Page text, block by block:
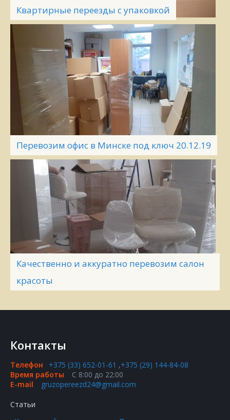
Квартирные переезды с упаковкой
Перевозим офис в Минске под ключ 20.12.19
Качественно и аккуратно перевозим салон
красоты
Контакты
Телефон +375 (33) 652-01-61 ,+375 (29) 144-84-08
Время работы
С 8:00 до 22:00
E-mail
gruzopereezd24@gmail.com
Статьи